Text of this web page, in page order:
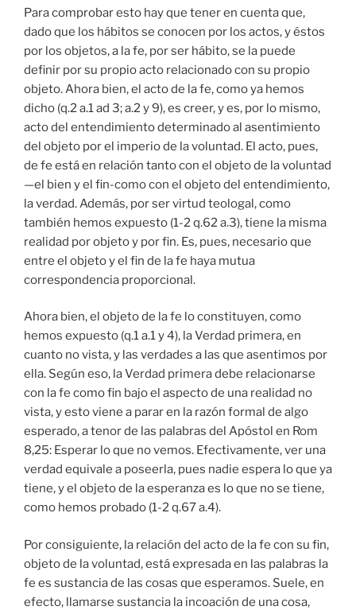
Para comprobar esto hay que tener en cuenta que,
dado que los hábitos se conocen por los actos, y éstos
por los objetos, a la fe, por ser hábito, se la puede
definir por su propio acto relacionado con su propio
objeto. Ahora bien, el acto de la fe, como ya hemos
dicho (q.2 a.1 ad 3; a.2 y 9), es creer, y es, por lo mismo,
acto del entendimiento determinado al asentimiento
del objeto por el imperio de la voluntad. El acto, pues,
de fe está en relación tanto con el objeto de la voluntad
—el bien y el fin-como con el objeto del entendimiento,
la verdad. Además, por ser virtud teologal, como
también hemos expuesto (1-2 q.62 a.3), tiene la misma
realidad por objeto y por fin. Es, pues, necesario que
entre el objeto y el fin de la fe haya mutua
correspondencia proporcional.
Ahora bien, el objeto de la fe lo constituyen, como
hemos expuesto (q.1 a.1 y 4), la Verdad primera, en
cuanto no vista, y las verdades a las que asentimos por
ella. Según eso, la Verdad primera debe relacionarse
con la fe como fin bajo el aspecto de una realidad no
vista, y esto viene a parar en la razón formal de algo
esperado, a tenor de las palabras del Apóstol en Rom
8,25: Esperar lo que no vemos. Efectivamente, ver una
verdad equivale a poseerla, pues nadie espera lo que ya
tiene, y el objeto de la esperanza es lo que no se tiene,
como hemos probado (1-2 q.67 a.4).
Por consiguiente, la relación del acto de la fe con su fin,
objeto de la voluntad, está expresada en las palabras la
fe es sustancia de las cosas que esperamos. Suele, en
efecto, llamarse sustancia la incoación de una cosa,